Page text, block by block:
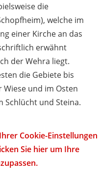
die
welche im
einer Kirche an das
erwähnt
der Wehra liegt.
die Gebiete bis
und im Osten
Schlücht und Steina.
Cookie-Einstellungen
Sie hier um Ihre